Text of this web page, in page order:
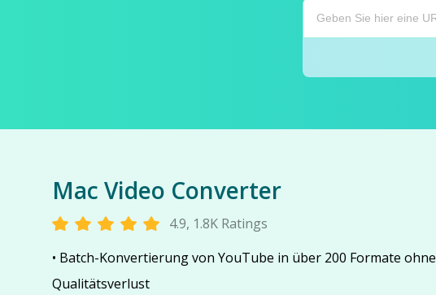
Mac Video Converter
4.9, 1.8K Ratings
• Batch-Konvertierung von YouTube in über 200 Formate ohne
Qualitätsverlust